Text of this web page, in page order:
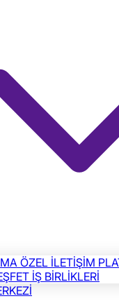
ÖZEL İLETİŞİM
İŞ BİRLİKLERİ